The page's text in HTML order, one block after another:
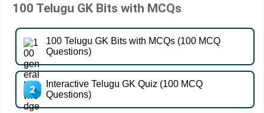
100 Telugu GK Bits with MCQs
100 Telugu GK Bits with MCQs (100 MCQ
Questions)
Interactive Telugu GK Quiz (100 MCQ
Questions)